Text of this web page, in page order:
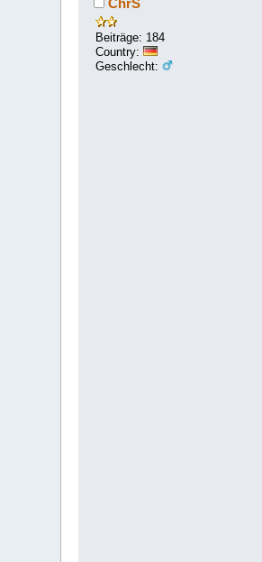
Beiträge: 184
Country:
Geschlecht: